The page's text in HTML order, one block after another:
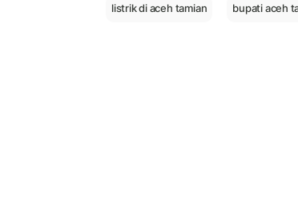
listrik di aceh tamian bupati aceh